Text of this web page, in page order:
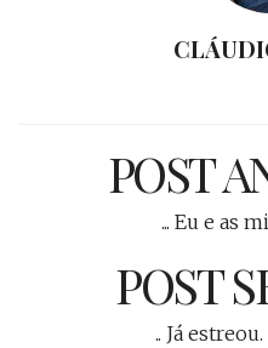
POST
... Eu e as
POST
.. Já